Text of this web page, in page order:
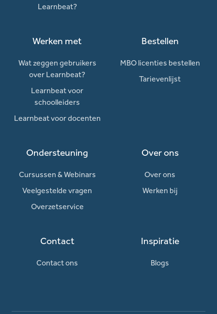
Learnbeat?
Werken met
Wat zeggen gebruikers
over Learnbeat?
Learnbeat voor
schoolleiders
Learnbeat voor docenten
Bestellen
MBO licenties bestellen
Tarievenlijst
Ondersteuning
Cursussen & Webinars
Veelgestelde vragen
Overzetservice
Over ons
Over ons
Werken bij
Contact
Contact ons
Inspiratie
Blogs